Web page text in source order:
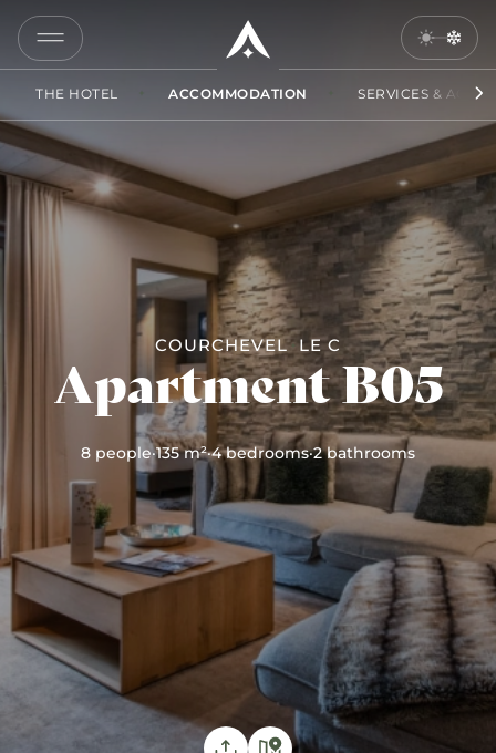
THE HOTEL ACCOMMODATION SERVICES &
COURCHEVEL LE C
Apartment B05
8 people·135 m²·4 bedrooms·2 bathrooms
COPY
LINK
SEND
BY
EMAIL